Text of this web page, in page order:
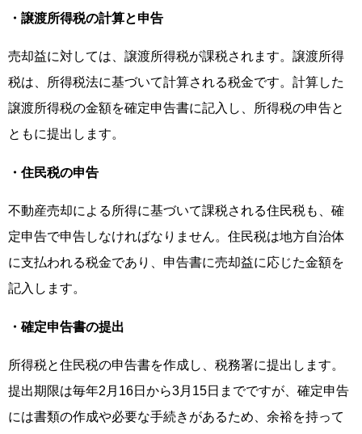
・譲渡所得税の計算と申告
売却益に対しては、譲渡所得税が課税されます。譲渡所得
税は、所得税法に基づいて計算される税金です。計算した
譲渡所得税の金額を確定申告書に記入し、所得税の申告と
ともに提出します。
・住民税の申告
不動産売却による所得に基づいて課税される住民税も、確
定申告で申告しなければなりません。住民税は地方自治体
に支払われる税金であり、申告書に売却益に応じた金額を
記入します。
・確定申告書の提出
所得税と住民税の申告書を作成し、税務署に提出します。
提出期限は毎年2月16日から3月15日までですが、確定申告
には書類の作成や必要な手続きがあるため、余裕を持って